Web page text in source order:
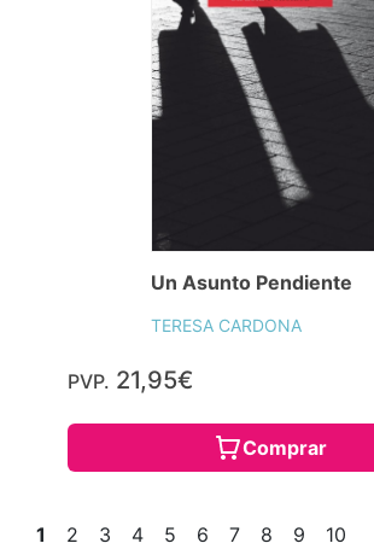
Un Asunto Pendiente
TERESA CARDONA
PVP. 21,95€
Comprar
1 2 3 4 5 6 7 8 9 10